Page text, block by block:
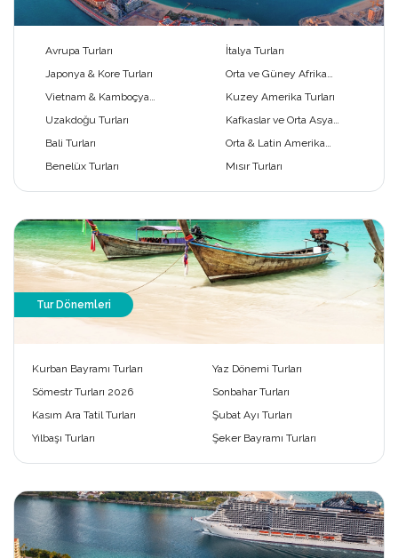
Avrupa Turları
İtalya Turları
Japonya & Kore Turları
Orta ve Güney Afrika
Vietnam & Kamboçya
Kuzey Amerika Turları
Uzakdoğu Turları
Kafkaslar ve Orta Asya
Bali Turları
Orta & Latin Amerika
Benelüx Turları Mısır Turları
Tur Dönemleri
Kurban Bayramı Turları
Yaz Dönemi Turları
Sömestr Turları 2026
Sonbahar Turları
Kasım Ara Tatil Turları
Şubat Ayı Turları
Yılbaşı Turları
Şeker Bayramı Turları